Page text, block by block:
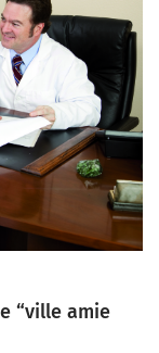
“ville amie